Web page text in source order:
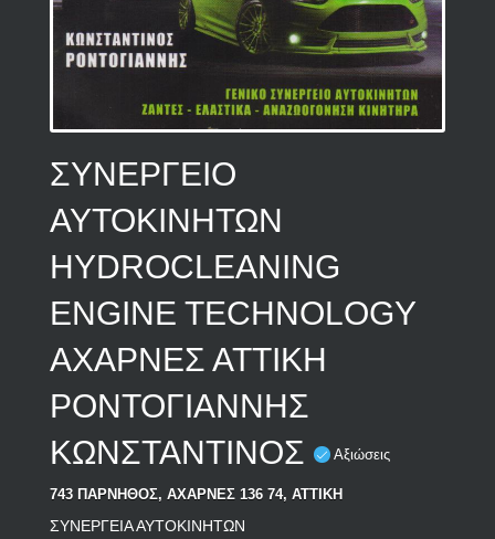
ΣΥΝΕΡΓΕΙΟ
ΑΥΤΟΚΙΝΗΤΩΝ
HYDROCLEANING
ENGINE TECHNOLOGY
ΑΧΑΡΝΕΣ ΑΤΤΙΚΗ
ΡΟΝΤΟΓΙΑΝΝΗΣ
ΚΩΝΣΤΑΝΤΙΝΟΣ
Αξιώσεις
743 ΠΑΡΝΗΘΟΣ, ΑΧΑΡΝΕΣ 136 74, ΑΤΤΙΚΗ
ΣΥΝΕΡΓΕΙΑ ΑΥΤΟΚΙΝΗΤΩΝ